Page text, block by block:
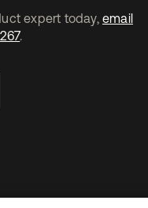
expert today, email
.